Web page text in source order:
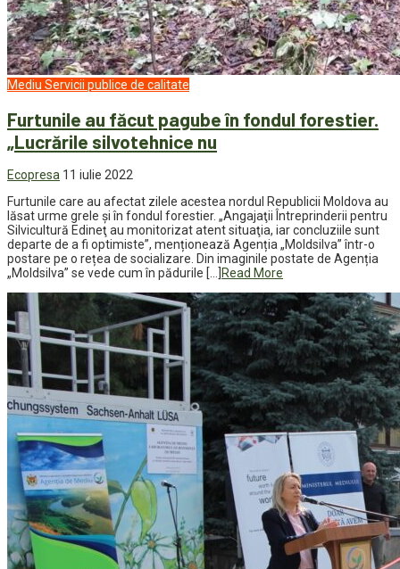
Mediu Servicii publice de calitate
Furtunile au făcut pagube în fondul forestier.
„Lucrările silvotehnice nu
Ecopresa 11 iulie 2022
Furtunile care au afectat zilele acestea nordul Republicii Moldova au
lăsat urme grele şi în fondul forestier. „Angajaţii Întreprinderii pentru
Silvicultură Edineţ au monitorizat atent situaţia, iar concluziile sunt
departe de a fi optimiste”, menționează Agenția „Moldsilva” într-o
postare pe o rețea de socializare. Din imaginile postate de Agenția
„Moldsilva” se vede cum în pădurile […] Read More